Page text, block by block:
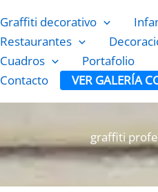
Graffiti decorativo
Restaurantes
Cuadros
Portafolio
Contacto
VER GALERÍA
graffiti